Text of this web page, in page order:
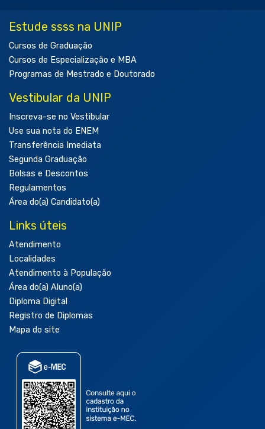
Estude ssss na UNIP
Cursos de Graduação
Cursos de Especialização e MBA
Programas de Mestrado e Doutorado
Vestibular da UNIP
Inscreva-se no Vestibular
Use sua nota do ENEM
Transferência Imediata
Segunda Graduação
Bolsas e Descontos
Regulamentos
Área do(a) Candidato(a)
Links úteis
Atendimento
Localidades
Atendimento à População
Área do(a) Aluno(a)
Diploma Digital
Registro de Diplomas
Mapa do site